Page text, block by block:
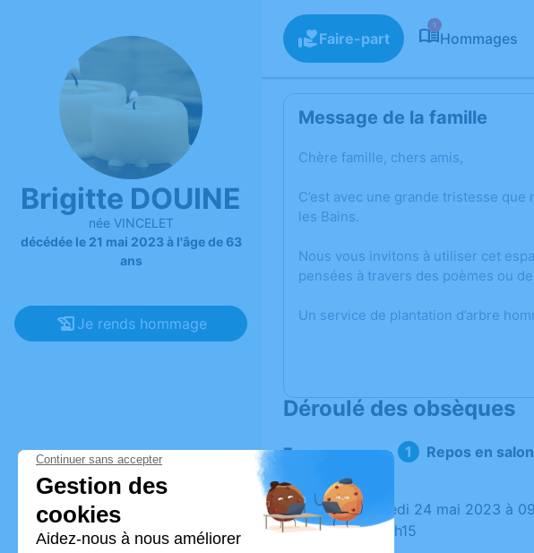
Brigitte DOUINE
née VINCELET
décédée le 21 mai 2023 à l'âge de 63
ans
Je rends hommage
Faire-part
1
Hommages
Message de la famille
Chère famille, chers amis,
C’est avec une grande tristesse
les Bains.
Nous vous invitons à utiliser cet
pensées à travers des poèmes ou
Un service de plantation d’arbre
Déroulé des obsèques
Repos en
Du mercredi 24 mai 2023 à 09h00 au jeudi 25 mai
2023 à 14h15